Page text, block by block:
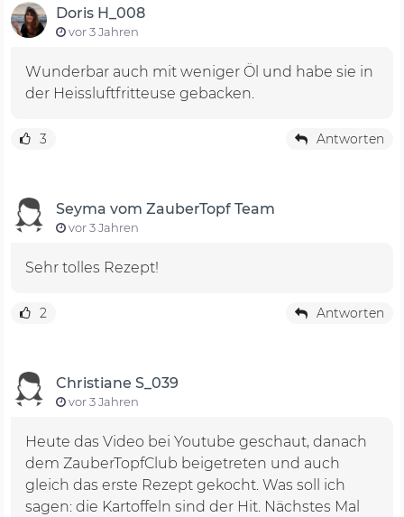
Doris H_008
vor 3 Jahren
Wunderbar auch mit weniger Öl und habe sie in
der Heissluftfritteuse gebacken.
3 Antworten
Seyma vom ZauberTopf Team
vor 3 Jahren
Sehr tolles Rezept!
2 Antworten
Christiane S_039
vor 3 Jahren
Heute das Video bei Youtube geschaut, danach
dem ZauberTopfClub beigetreten und auch
gleich das erste Rezept gekocht. Was soll ich
sagen: die Kartoffeln sind der Hit. Nächstes Mal